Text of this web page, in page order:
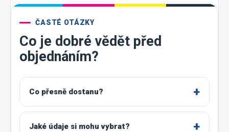
ČASTÉ OTÁZKY
Co je dobré vědět před
objednáním?
Co přesně dostanu?
Jaké údaje si mohu vybrat?